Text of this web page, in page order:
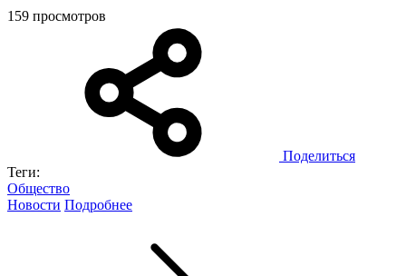
159 просмотров
Поделиться
Теги:
Общество
Новости Подробнее